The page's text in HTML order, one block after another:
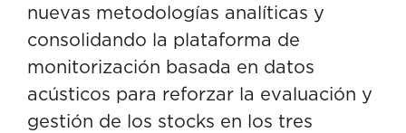
nuevas metodologías analíticas y
consolidando la plataforma de
monitorización basada en datos
acústicos para reforzar la evaluación y
gestión de los stocks en los tres